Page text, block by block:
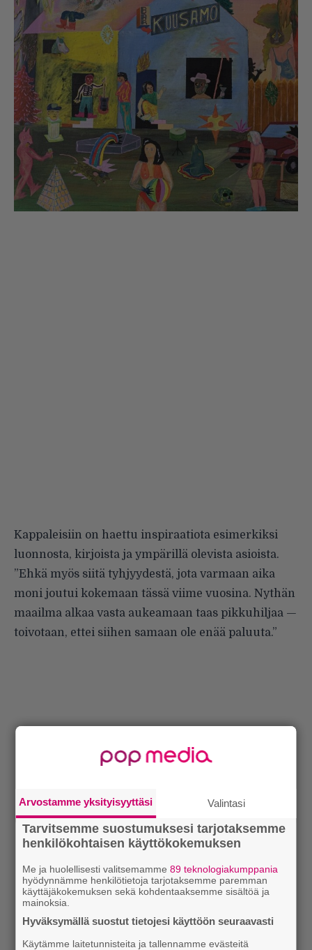
Kappaleisiin on haettu inspiraatiota esimerkiksi
luonnosta, kirjoista ja ympärillä olevista asioista.
”Ehkä myös siitä tyhjyydestä, jota varmaan aika
moni joutui kokemaan tässä viime vuosina. Nythän
maailma alkaa vasta aukeamaan taas pikkuhiljaa —
toivotaan, ettei siihen samaan ole enää paluuta.”
Arvostamme yksityisyyttäsi Valintasi
Tarvitsemme suostumuksesi tarjotaksemme
henkilökohtaisen käyttökokemuksen
Me ja huolellisesti valitsemamme89 teknologiakumppania
hyödynnämme henkilötietoja tarjotaksemme paremman
käyttäjäkokemuksen sekä kohdentaaksemme sisältöä ja
mainoksia.
Hyväksymällä suostut tietojesi käyttöön seuraavasti
Käytämme laitetunnisteita ja tallennamme evästeitä